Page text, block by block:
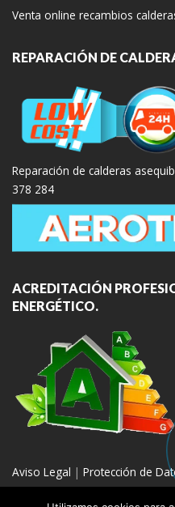
Venta online recambios
REPARACIÓN DE
Reparación de calderas
378 284
ACREDITACIÓN
ENERGÉTICO.
Aviso Legal | Protección de